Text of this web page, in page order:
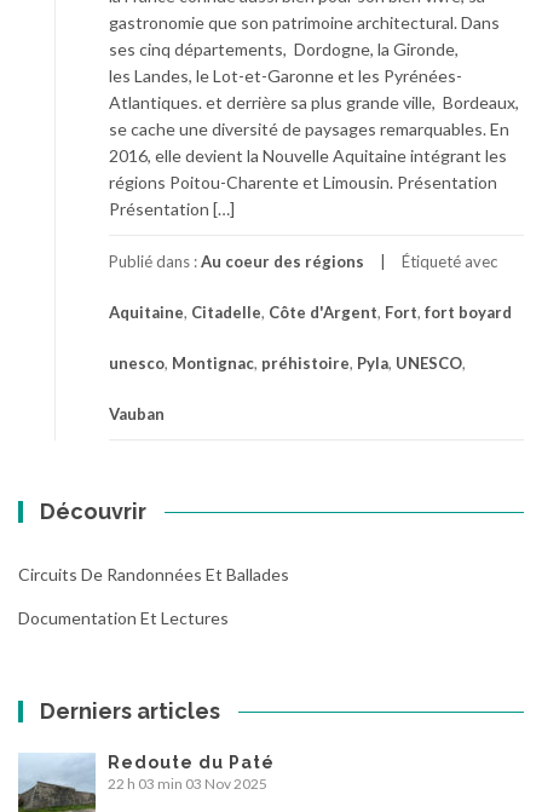
gastronomie que son patrimoine architectural. Dans
ses cinq départements, Dordogne, la Gironde,
les Landes, le Lot-et-Garonne et les Pyrénées-
Atlantiques. et derrière sa plus grande ville, Bordeaux,
se cache une diversité de paysages remarquables. En
2016, elle devient la Nouvelle Aquitaine intégrant les
régions Poitou-Charente et Limousin. Présentation
Présentation […]
Publié dans :Au coeur des régions Étiqueté avec
Aquitaine, Citadelle, Côte d'Argent, Fort, fort boyard
unesco, Montignac, préhistoire, Pyla, UNESCO,
Vauban
Découvrir
Circuits De Randonnées Et Ballades
Documentation Et Lectures
Derniers articles
Redoute du Paté
22 h 03 min 03 Nov 2025